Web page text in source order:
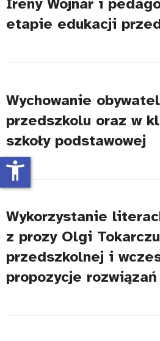
Ireny Wojnar i
etapie edukacji
Wychowanie
przedszkolu oraz w
szkoły podstawowej
Wykorzystanie
z prozy Olgi
przedszkolnej i
propozycje
accessibility_new